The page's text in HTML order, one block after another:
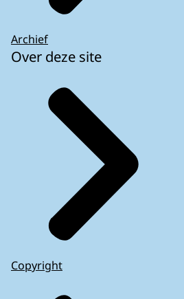
Archief
Over deze site
Copyright